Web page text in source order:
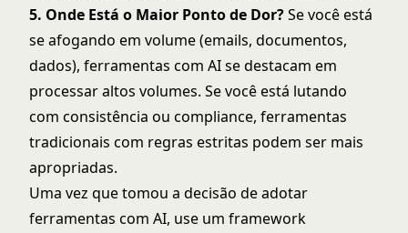
5. Onde Está o Maior Ponto de Dor?Se você está
se afogando em volume (emails, documentos,
dados), ferramentas com AI se destacam em
processar altos volumes. Se você está lutando
com consistência ou compliance, ferramentas
tradicionais com regras estritas podem ser mais
apropriadas.
Uma vez que tomou a decisão de adotar
ferramentas com AI, use um framework